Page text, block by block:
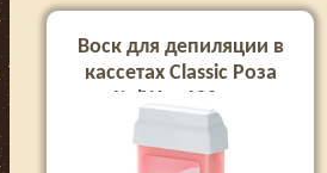
Воск для депиляции в
кассетах Classic Роза
ItalWax 100 мл